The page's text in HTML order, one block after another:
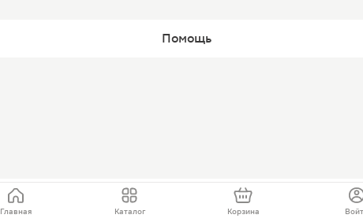
Помощь
Главная Каталог Корзина